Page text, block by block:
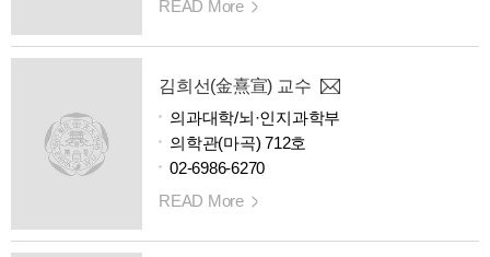
READ More
김희선(金熹宣) 교수
의과대학/뇌·인지과학부
의학관(마곡) 712호
02-6986-6270
READ More